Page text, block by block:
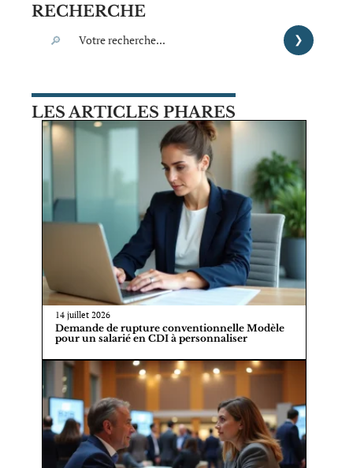
RECHERCHE
LES ARTICLES PHARES
14 juillet 2026
Demande de rupture conventionnelle Modèle
pour un salarié en CDI à personnaliser